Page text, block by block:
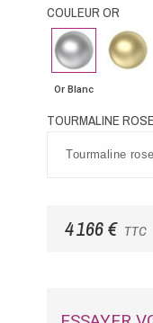
COULEUR OR
Or
Blanc
Or Blanc
Or
Jaune
TOURMALINE
4 166 € TTC